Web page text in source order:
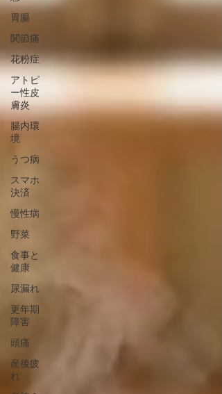
胃腸
関節痛
花粉症
アトピ
ー性皮
膚炎
腸内環
境
うつ病
スマホ
決済
慢性病
野菜
食事と
健康
尿漏れ
更年期
障害
頭痛
産後疲
れ